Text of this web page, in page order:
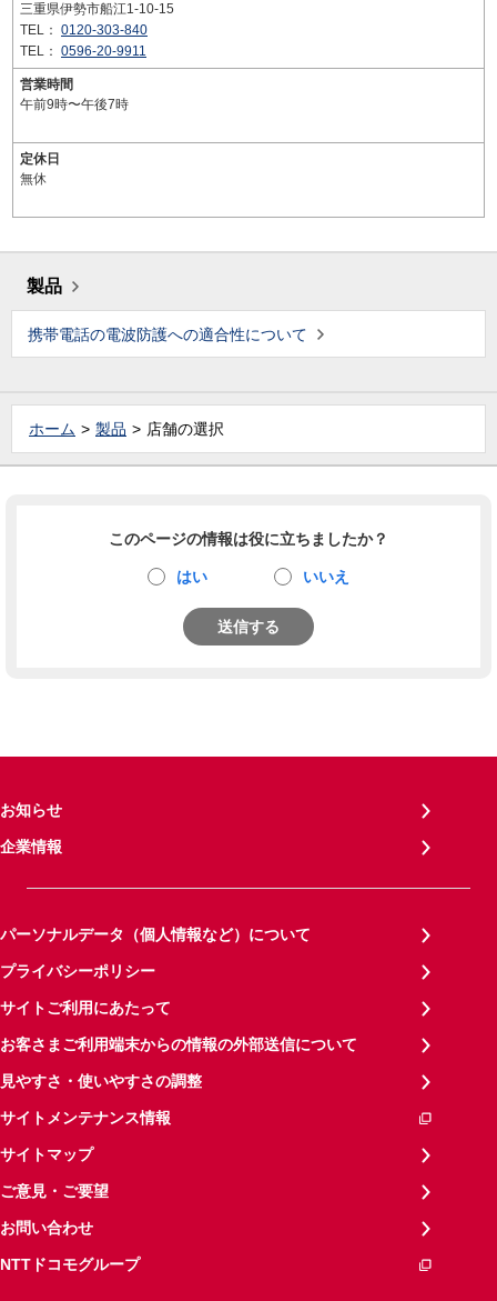
三重県伊勢市船江1-10-15
TEL： 0120-303-840
TEL： 0596-20-9911
営業時間
午前9時〜午後7時
定休日
無休
製品
携帯電話の電波防護への適合性について
ホーム 製品 店舗の選択
このページの情報は役に立ちましたか？
はい いいえ
送信する
お知らせ
企業情報
パーソナルデータ（個人情報など）について
プライバシーポリシー
サイトご利用にあたって
お客さまご利用端末からの情報の外部送信について
見やすさ・使いやすさの調整
サイトメンテナンス情報
サイトマップ
ご意見・ご要望
お問い合わせ
NTTドコモグループ